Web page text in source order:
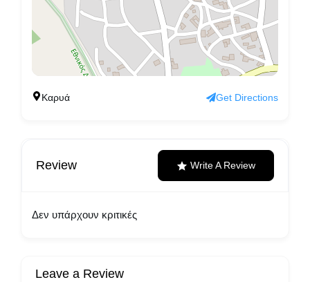
Καρυά Get Directions
Review Write A Review
Δεν υπάρχουν κριτικές
Leave a Review